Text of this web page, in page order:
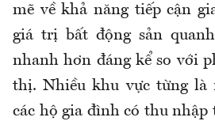
mẽ về khả năng tiếp cận
giá trị bất động sản
nhanh hơn đáng kể so với
thị. Nhiều khu vực từng là
các hộ gia đình có thu